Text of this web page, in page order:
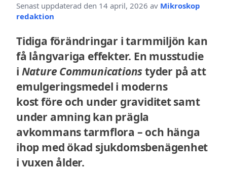
Senast uppdaterad den 14 april, 2026 av Mikroskop
redaktion
Tidiga förändringar i tarmmiljön kan
få långvariga effekter. En musstudie
i Nature Communicationstyder på att
emulgeringsmedel i moderns
kost före och under graviditet samt
under amning kan prägla
avkommans tarmflora – och hänga
ihop med ökad sjukdomsbenägenhet
i vuxen ålder.